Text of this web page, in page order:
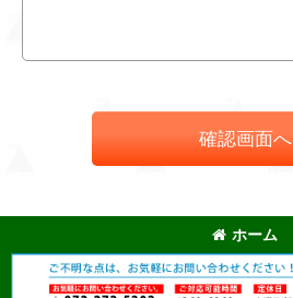
確認画面へ
ホーム